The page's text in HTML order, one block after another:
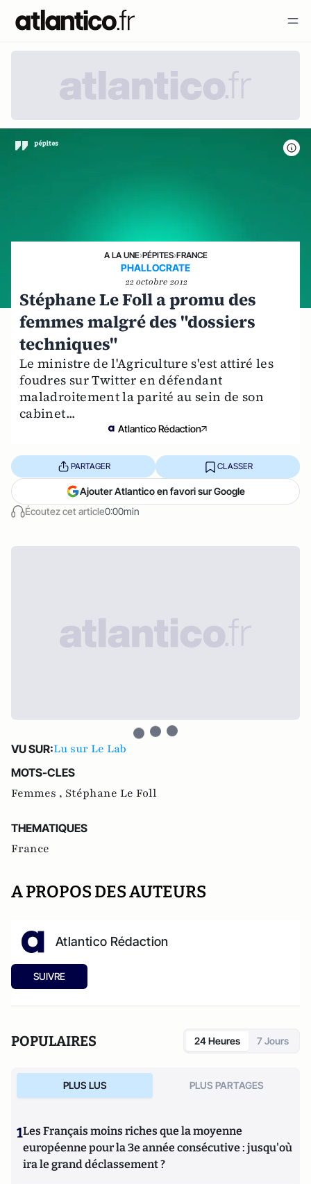
A LA UNE›PÉPITES›FRANCE
PHALLOCRATE
22 octobre 2012
Stéphane Le Foll a promu des
femmes malgré des "dossiers
techniques"
Le ministre de l'Agriculture s'est attiré les
foudres sur Twitter en défendant
maladroitement la parité au sein de son
cabinet...
Atlantico Rédaction
Écoutez cet article0:00min
PARTAGER CLASSER
Ajouter Atlantico en favori sur Google
VU SUR:Lu sur Le Lab
MOTS-CLES
Femmes , Stéphane Le Foll
THEMATIQUES
France
A PROPOS DES AUTEURS
Atlantico Rédaction
SUIVRE
POPULAIRES 24 Heures 7 Jours
PLUS LUS PLUS PARTAGES
1Les Français moins riches que la moyenne
européenne pour la 3e année consécutive : jusqu'où
ira le grand déclassement ?